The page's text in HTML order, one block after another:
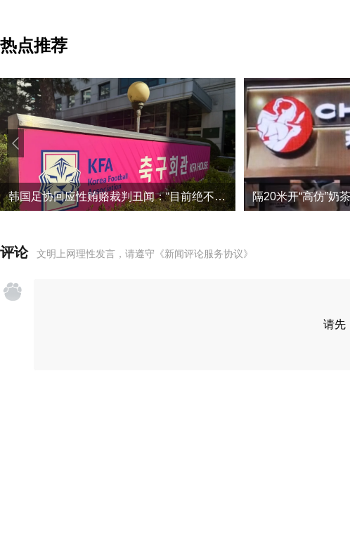
热点推荐
韩国足协回应性贿赂裁判丑闻：“目前绝不存在此类不当行为”
评论 文明上网理性发言，请遵守 《新闻评论服务协议》
请先